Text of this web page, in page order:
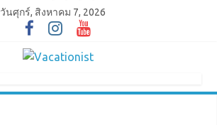
วันศุกร์, สิงหาคม 7, 2026